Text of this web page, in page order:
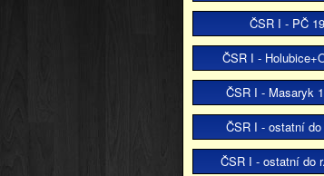
ČSR I - PČ
ČSR I -
ČSR I - Masaryk
ČSR I - ostatní do
ČSR I - ostatní do